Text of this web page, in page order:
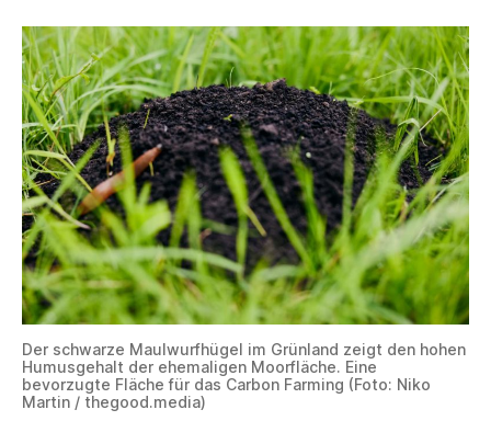
Der schwarze Maulwurfhügel im Grünland zeigt den hohen
Humusgehalt der ehemaligen Moorfläche. Eine
bevorzugte Fläche für das Carbon Farming (Foto: Niko
Martin / thegood.media)